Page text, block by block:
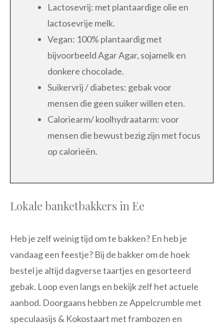
Lactosevrij: met plantaardige olie en
lactosevrije melk.
Vegan: 100% plantaardig met
bijvoorbeeld Agar Agar, sojamelk en
donkere chocolade.
Suikervrij / diabetes: gebak voor
mensen die geen suiker willen eten.
Caloriearm/ koolhydraatarm: voor
mensen die bewust bezig zijn met focus
op calorieën.
Lokale banketbakkers in Ee
Heb je zelf weinig tijd om te bakken? En heb je
vandaag een feestje? Bij de bakker om de hoek
bestel je altijd dagverse taartjes en gesorteerd
gebak. Loop even langs en bekijk zelf het actuele
aanbod. Doorgaans hebben ze Appelcrumble met
speculaasijs & Kokostaart met frambozen en